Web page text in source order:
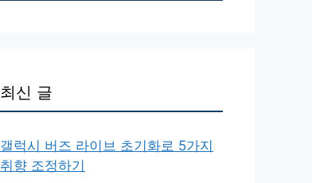
최신 글
갤럭시 버즈 라이브 초기화로 5가지
취향 조정하기